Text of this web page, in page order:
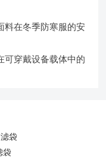
料在冬季防寒服的安
可穿戴设备载体中的
袋
袋